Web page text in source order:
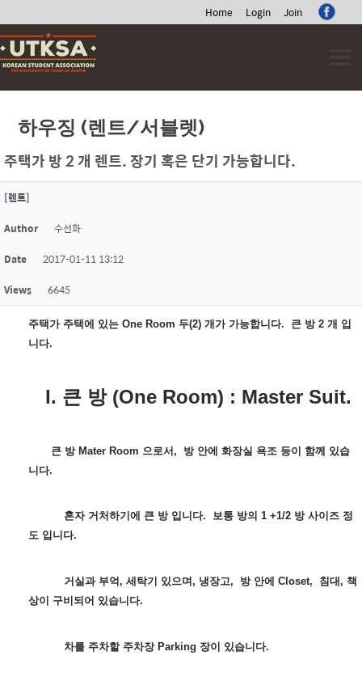
Home Login Join
Skip
to
content
하우징 (렌트/서블렛)
주택가 방 2 개 렌트. 장기 혹은 단기 가능합니다.
[렌트]
Author 수선화
Date 2017-01-11 13:12
Views 6645
주택가 주택에 있는 One Room 두(2) 개가 가능합니다. 큰 방 2 개 입
니다.
I. 큰 방 (One Room) : Master Suit.
큰 방 Mater Room 으로서, 방 안에 화장실 욕조 등이 함께 있습
니다.
혼자 거처하기에 큰 방 입니다. 보통 방의 1 +1/2 방 사이즈 정
도 입니다.
거실과 부억, 세탁기 있으며, 냉장고, 방 안에 Closet, 침대, 책
상이 구비되어 있습니다.
차를 주차할 주차장 Parking 장이 있습니다.